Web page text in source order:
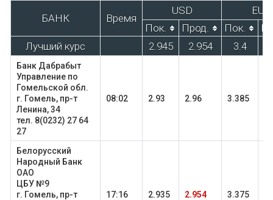
БАНК Время
USD
EUR
Пок.
Прод. Пок.
Лучший курс
2.945 2.954 3.4
Банк Дабрабыт
Управление по
Гомельской обл.
г. Гомель, пр-т
Ленина, 34
тел. 8(0232) 27 64
27
08:02 2.93 2.96 3.385
Белорусский
Народный Банк
ОАО
ЦБУ №9
г. Гомель, пр-т
17:16 2.935 2.954 3.375